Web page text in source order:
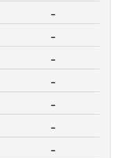
-
-
-
-
-
-
-